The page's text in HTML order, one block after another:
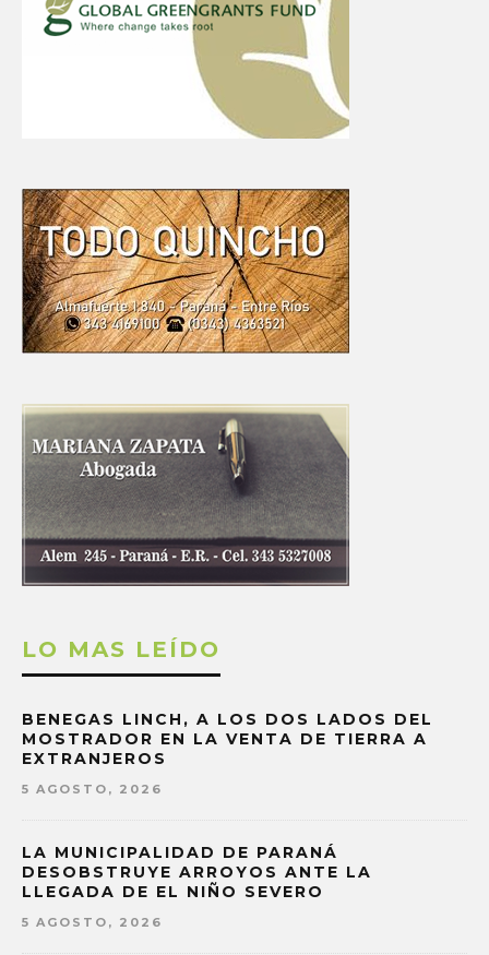
LO MAS LEÍDO
BENEGAS LINCH, A LOS DOS LADOS DEL
MOSTRADOR EN LA VENTA DE TIERRA A
EXTRANJEROS
5 AGOSTO, 2026
LA MUNICIPALIDAD DE PARANÁ
DESOBSTRUYE ARROYOS ANTE LA
LLEGADA DE EL NIÑO SEVERO
5 AGOSTO, 2026